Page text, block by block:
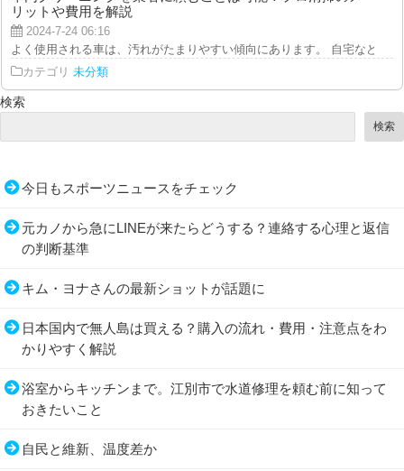
リットや費用を解説
2024-7-24 06:16
よく使用される車は、汚れがたまりやすい傾向にあります。 自宅などの
カテゴリ 未分類
検索
検索
今日もスポーツニュースをチェック
元カノから急にLINEが来たらどうする？連絡する心理と返信
の判断基準
キム・ヨナさんの最新ショットが話題に
日本国内で無人島は買える？購入の流れ・費用・注意点をわ
かりやすく解説
浴室からキッチンまで。江別市で水道修理を頼む前に知って
おきたいこと
自民と維新、温度差か